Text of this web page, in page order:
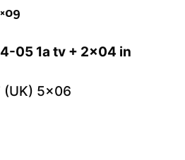
05 1a tv + 2×04 in
(UK) 5×06